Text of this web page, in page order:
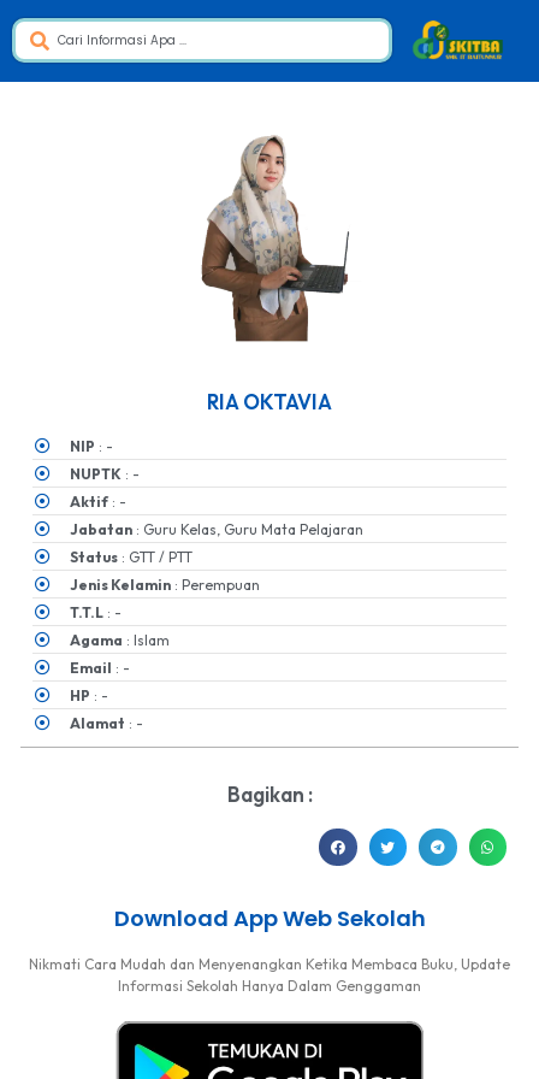
RIA OKTAVIA
NIP : -
NUPTK : -
Aktif : -
Jabatan : Guru Kelas, Guru Mata Pelajaran
Status : GTT / PTT
Jenis Kelamin : Perempuan
T.T.L : -
Agama : Islam
Email : -
HP : -
Alamat : -
Bagikan :
Download App Web Sekolah
Nikmati Cara Mudah dan Menyenangkan Ketika Membaca Buku, Update
Informasi Sekolah Hanya Dalam Genggaman